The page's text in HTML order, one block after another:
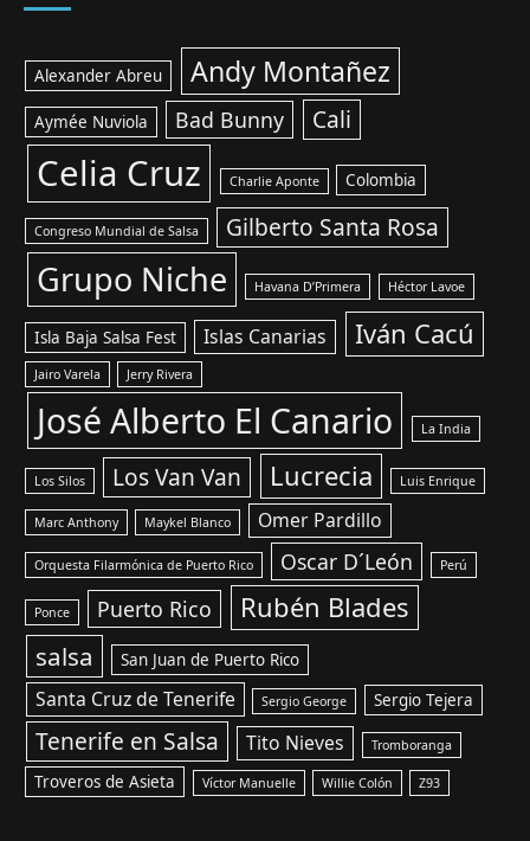
Alexander Abreu Andy Montañez
Aymée Nuviola Bad Bunny Cali
Celia Cruz Charlie Aponte Colombia
Congreso Mundial de Salsa Gilberto Santa Rosa
Grupo Niche Havana D’Primera Héctor Lavoe
Isla Baja Salsa Fest Islas Canarias Iván Cacú
Jairo Varela Jerry Rivera
José Alberto El Canario La India
Los Silos Los Van Van Lucrecia Luis Enrique
Marc Anthony Maykel Blanco Omer Pardillo
Orquesta Filarmónica de Puerto Rico Oscar D´León Perú
Ponce Puerto Rico Rubén Blades
salsa San Juan de Puerto Rico
Santa Cruz de Tenerife Sergio George Sergio Tejera
Tenerife en Salsa Tito Nieves Tromboranga
Troveros de Asieta Víctor Manuelle Willie Colón Z93